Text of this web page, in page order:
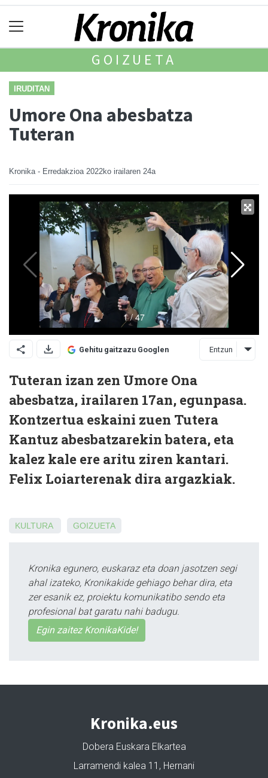
GOIZUETA
IRUDITAN
Umore Ona abesbatza
Tuteran
Kronika - Erredakzioa 2022ko irailaren 24a
Gehitu gaitzazu Googlen Entzun
Tuteran izan zen Umore Ona
abesbatza, irailaren 17an, egunpasa.
Kontzertua eskaini zuen Tutera
Kantuz abesbatzarekin batera, eta
kalez kale ere aritu ziren kantari.
Felix Loiarterenak dira argazkiak.
KULTURA GOIZUETA
Kronika egunero, euskaraz eta doan jasotzen segi
ahal izateko, Kronikakide gehiago behar dira, eta
zer esanik ez, proiektu komunikatibo sendo eta
profesional bat garatu nahi badugu.
Egin zaitez KronikaKide!
Kronika.eus
Dobera Euskara Elkartea
Larramendi kalea 11, Hernani